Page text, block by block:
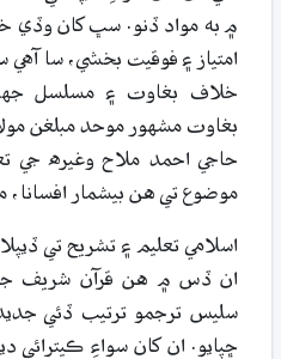
۾ به مواد ڏنو. سڀ کان وڏي
امتياز ۽ فوقيت بخشي، سا
خلاف بغاوت ۽ مسلسل
بغاوت مشهور موحد مبلغن
حاجي احمد ملاح وغيره جي
موضوع تي هن بيشمار افسانا،
اسلامي تعليم ۽ تشريح تي
ان ڏس ۾ هن قرآن شريف جو
ڇپايو. ان کان سواءِ ڪيترائي